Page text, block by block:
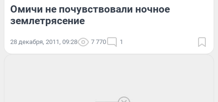
Омичи не почувствовали ночное
землетрясение
28 декабря, 2011, 09:28 7 770 1